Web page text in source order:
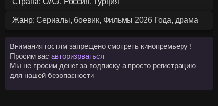
Страна: ОАЭ, Россия, Турция
Жанр: Сериалы, боевик, Фильмы 2026 Года, драма
Внимания гостям запрещено смотреть кинопремьеру !
Просим вас авторизрваться
Мы не просим денег за подписку а просто регистрацию
для нашей безопасности